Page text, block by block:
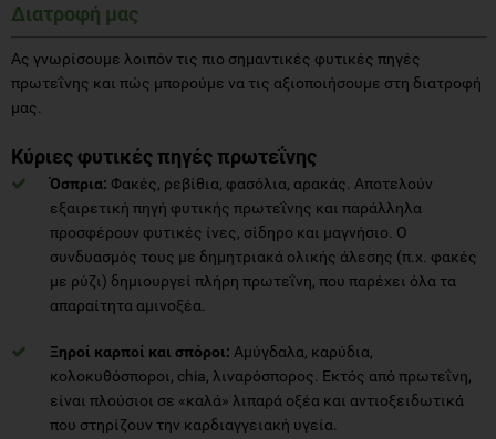
Διατροφή μας
Ας γνωρίσουμε λοιπόν τις πιο σημαντικές φυτικές πηγές
πρωτεΐνης και πώς μπορούμε να τις αξιοποιήσουμε στη διατροφή
μας.
Κύριες φυτικές πηγές πρωτεΐνης
Όσπρια: Φακές, ρεβίθια, φασόλια, αρακάς. Αποτελούν
εξαιρετική πηγή φυτικής πρωτεΐνης και παράλληλα
προσφέρουν φυτικές ίνες, σίδηρο και μαγνήσιο. Ο
συνδυασμός τους με δημητριακά ολικής άλεσης (π.χ. φακές
με ρύζι) δημιουργεί πλήρη πρωτεΐνη, που παρέχει όλα τα
απαραίτητα αμινοξέα.
Ξηροί καρποί και σπόροι: Αμύγδαλα, καρύδια,
κολοκυθόσποροι, chia, λιναρόσπορος. Εκτός από πρωτεΐνη,
είναι πλούσιοι σε «καλά» λιπαρά οξέα και αντιοξειδωτικά
που στηρίζουν την καρδιαγγειακή υγεία.